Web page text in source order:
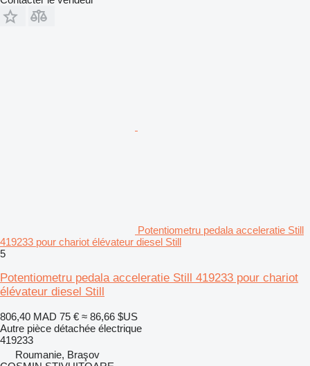
Potentiometru pedala acceleratie Still
419233 pour chariot élévateur diesel Still
5
Potentiometru pedala acceleratie Still 419233 pour chariot
élévateur diesel Still
806,40 MAD 75 € ≈ 86,66 $US
Autre pièce détachée électrique
419233
Roumanie, Braşov